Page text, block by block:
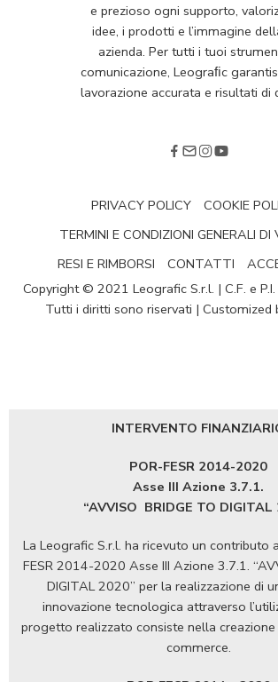
e prezioso ogni supporto,
idee, i prodotti e l’immagine
azienda. Per tutti i tuoi
comunicazione, Leograﬁc
lavorazione accurata e risultati di
PRIVACY POLICY
COOKIE
TERMINI E CONDIZIONI GENERALI DI
RESI E RIMBORSI
CONTATTI
Copyright © 2021 Leografic S.r.l. | C.F. e
Tutti i diritti sono riservati | Customized
INTERVENTO
POR-FESR 2014-2020
Asse III Azione 3.7.1.
“AVVISO BRIDGE TO DIGITAL
La Leografic S.r.l. ha ricevuto un contributo
FESR 2014-2020 Asse III Azione 3.7.1.
DIGITAL 2020” per la realizzazione di
innovazione tecnologica attraverso
progetto realizzato consiste nella
commerce.